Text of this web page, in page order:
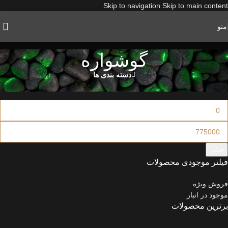
Skip to navigation Skip to main content
منو
گوشواره
دسته بندی ها
فیلتر قیمت
فیلتر موجودی محصولات
فروش ویژه
موجود در انبار
برترین محصولات